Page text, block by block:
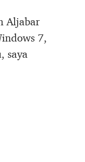
Aljabar
7,
saya